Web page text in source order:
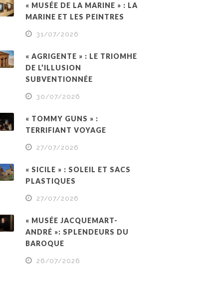
« MUSÉE DE LA MARINE » : LA
MARINE ET LES PEINTRES
31/07/2026
« AGRIGENTE » : LE TRIOMHE
DE L’ILLUSION
SUBVENTIONNÉE
30/07/2026
« TOMMY GUNS » :
TERRIFIANT VOYAGE
27/07/2026
« SICILE » : SOLEIL ET SACS
PLASTIQUES
27/07/2026
« MUSÉE JACQUEMART-
ANDRÉ »: SPLENDEURS DU
BAROQUE
26/07/2026